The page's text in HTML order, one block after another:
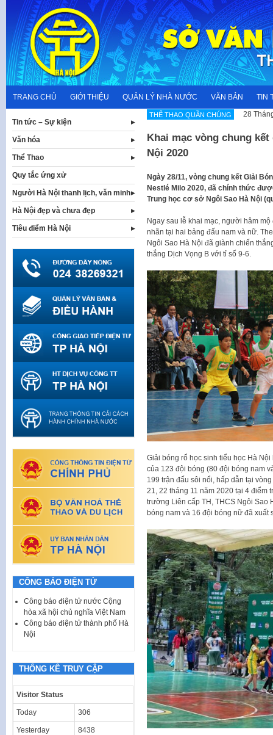
content
TRANG CHỦ GIỚI THIỆU QUẢN LÝ NHÀ NƯỚC VĂN BẢN TIN
THỂ THAO QUẦN CHÚNG 28
Khai mạc vòng chung
Nội 2020
Ngày 28/11, vòng chung kết Giải
Nestlé Milo 2020, đã chính thức
Trung học cơ sở Ngôi Sao Hà Nội
Ngay sau lễ khai mạc, người hâm
nhãn tại hai bảng đấu nam và nữ.
Ngôi Sao Hà Nội đã giành chiến
thắng Dịch Vọng B với tỉ số 9-6.
Giải bóng rổ học sinh tiểu học Hà
của 123 đội bóng (80 đội bóng nam
199 trận đấu sôi nổi, hấp dẫn tại
21, 22 tháng 11 năm 2020 tại 4 điểm
trường Liên cấp TH, THCS Ngôi Sao
bóng nam và 16 đội bóng nữ đã xuất
Tin tức – Sự kiện
Văn hóa
Thể Thao
Quy tắc ứng xử
Người Hà Nội thanh lịch, văn minh
Hà Nội đẹp và chưa đẹp
Tiêu điểm Hà Nội
CÔNG BÁO ĐIỆN TỬ
Công báo điện tử nước Cộng
hòa xã hội chủ nghĩa Việt Nam
Công báo điện tử thành phố Hà
Nội
THỐNG KÊ TRUY CẬP
Visitor Status
Today 306
Yesterday 8438